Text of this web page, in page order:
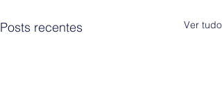
Posts recentes Ver tudo